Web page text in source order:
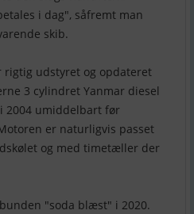
i dag", såfremt man
skib.
rigtig udstyret og opdateret
3 cylindret Yanmar diesel
2004 umiddelbart før
er naturligvis passet
og med timetæller der
"soda blæst" i 2020.